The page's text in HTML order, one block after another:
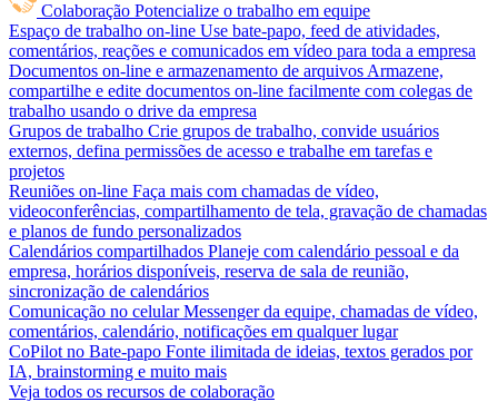
Colaboração Potencialize o trabalho em equipe
Espaço de trabalho on-line Use bate-papo, feed de atividades,
comentários, reações e comunicados em vídeo para toda a empresa
Documentos on-line e armazenamento de arquivos Armazene,
compartilhe e edite documentos on-line facilmente com colegas de
trabalho usando o drive da empresa
Grupos de trabalho Crie grupos de trabalho, convide usuários
externos, defina permissões de acesso e trabalhe em tarefas e
projetos
Reuniões on-line Faça mais com chamadas de vídeo,
videoconferências, compartilhamento de tela, gravação de chamadas
e planos de fundo personalizados
Calendários compartilhados Planeje com calendário pessoal e da
empresa, horários disponíveis, reserva de sala de reunião,
sincronização de calendários
Comunicação no celular Messenger da equipe, chamadas de vídeo,
comentários, calendário, notificações em qualquer lugar
CoPilot no Bate-papo Fonte ilimitada de ideias, textos gerados por
IA, brainstorming e muito mais
Veja todos os recursos de colaboração